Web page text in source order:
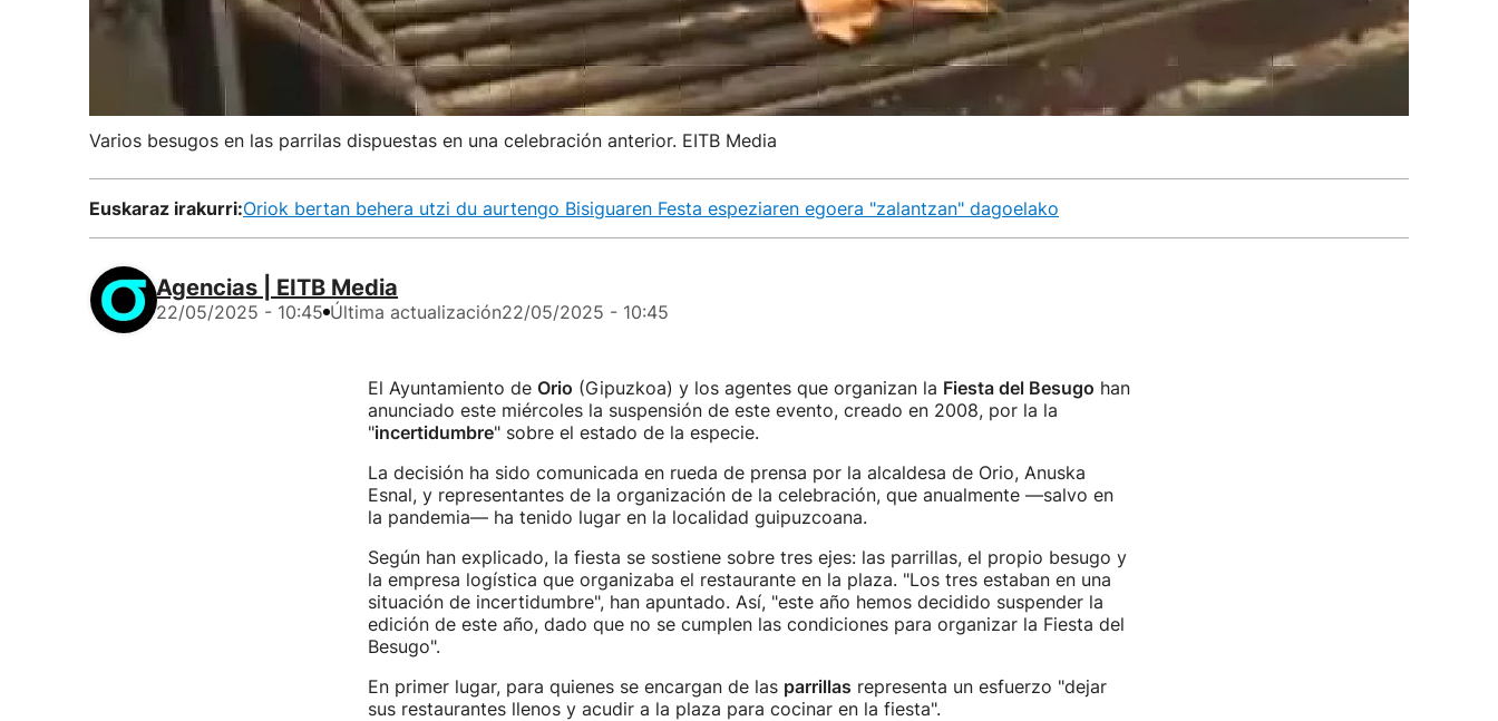
Varios besugos en las parrilas dispuestas en una celebración anterior. EITB Media
Euskaraz irakurri:Oriok bertan behera utzi du aurtengo Bisiguaren Festa espeziaren egoera "zalantzan" dagoelako
Agencias | EITB Media
22/05/2025 - 10:45 Última actualización22/05/2025 - 10:45
El Ayuntamiento de Orio (Gipuzkoa) y los agentes que organizan la Fiesta del Besugo han
anunciado este miércoles la suspensión de este evento, creado en 2008, por la la
"incertidumbre" sobre el estado de la especie.
La decisión ha sido comunicada en rueda de prensa por la alcaldesa de Orio, Anuska
Esnal, y representantes de la organización de la celebración, que anualmente —salvo en
la pandemia— ha tenido lugar en la localidad guipuzcoana.
Según han explicado, la fiesta se sostiene sobre tres ejes: las parrillas, el propio besugo y
la empresa logística que organizaba el restaurante en la plaza. "Los tres estaban en una
situación de incertidumbre", han apuntado. Así, "este año hemos decidido suspender la
edición de este año, dado que no se cumplen las condiciones para organizar la Fiesta del
Besugo".
En primer lugar, para quienes se encargan de las parrillas representa un esfuerzo "dejar
sus restaurantes llenos y acudir a la plaza para cocinar en la fiesta".